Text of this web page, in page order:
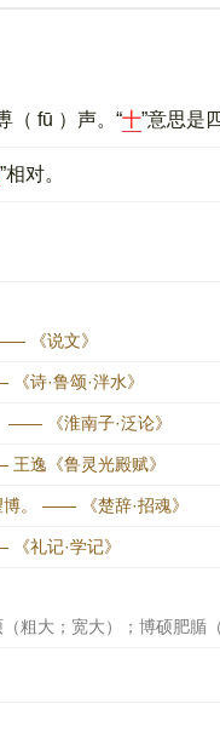
（ fū ）声。“十”意思是
”相对。
《说文》
诗·鲁颂·泮水》
—— 《淮南子·泛论》
逸《鲁灵光殿赋》
。 —— 《楚辞·招魂》
礼记·学记》
粗大；宽大）；博硕肥腯